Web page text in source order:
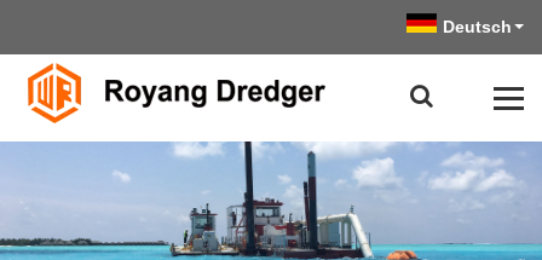
Deutsch